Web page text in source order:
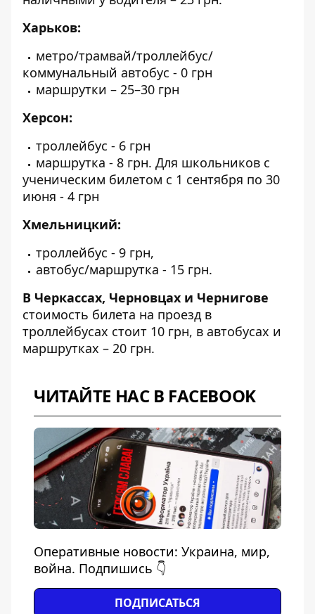
Харьков:
метро/трамвай/троллейбус/
коммунальный автобус - 0 грн
маршрутки – 25–30 грн
Херсон:
троллейбус - 6 грн
маршрутка - 8 грн. Для школьников с
ученическим билетом с 1 сентября по 30
июня - 4 грн
Хмельницкий:
троллейбус - 9 грн,
автобус/маршрутка - 15 грн.
В Черкассах, Черновцах и Чернигове
стоимость билета на проезд в
троллейбусах стоит 10 грн, в автобусах и
маршрутках – 20 грн.
ЧИТАЙТЕ НАС В FACEBOOK
Оперативные новости: Украина, мир,
война. Подпишись 👇
ПОДПИСАТЬСЯ